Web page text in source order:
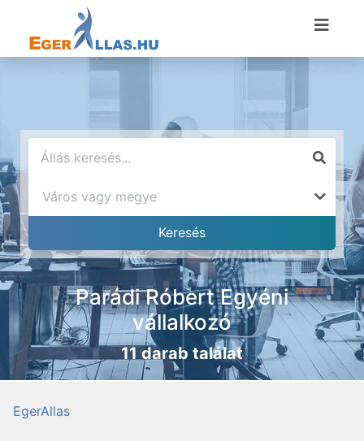
Parádi Róbert Egyéni
vállalkozó
11 darab találat
EgerAllas